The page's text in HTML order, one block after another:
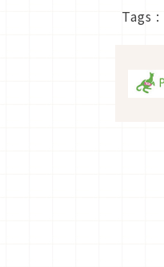
Tags :